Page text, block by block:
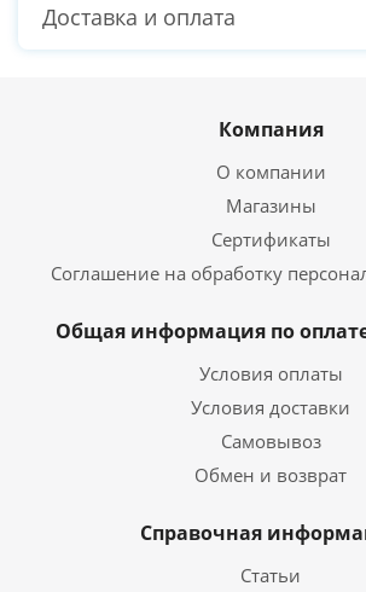
Доставка и оплата
Компания
О компании
Магазины
Сертификаты
Соглашение на обработку
Общая информация по
Условия оплаты
Условия доставки
Самовывоз
Обмен и возврат
Справочная
Статьи